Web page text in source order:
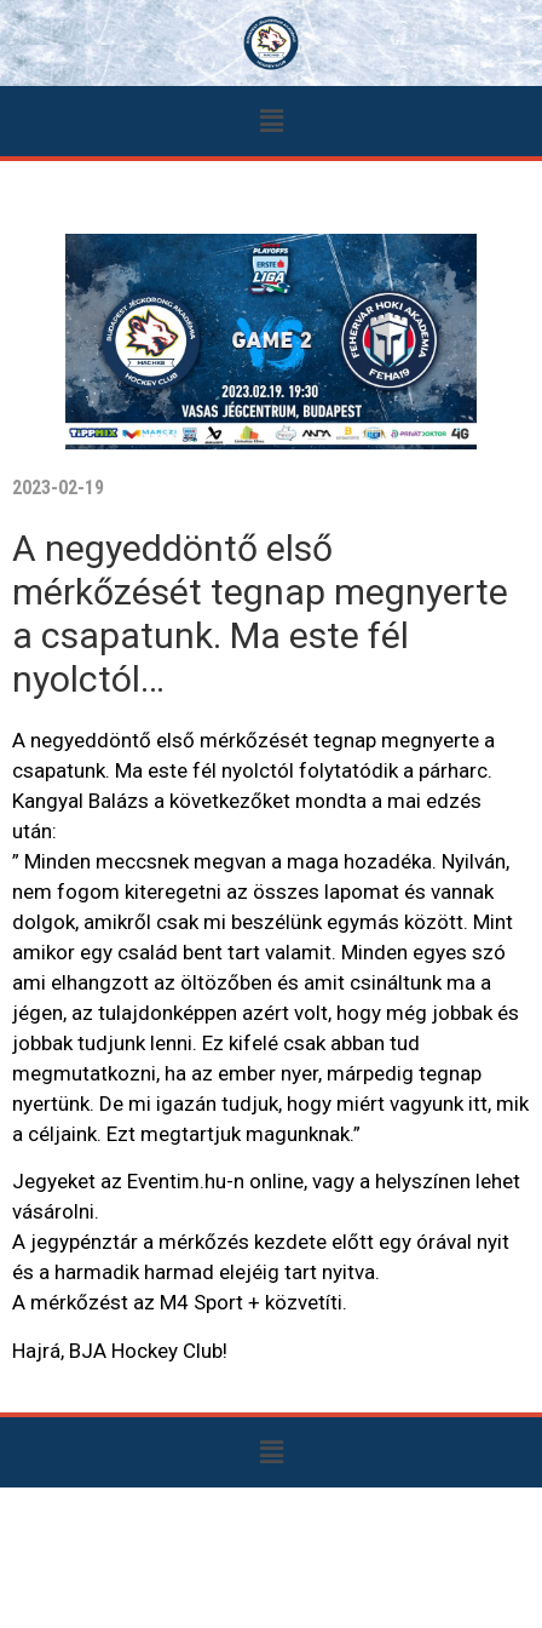
2023-02-19
A negyeddöntő első
mérkőzését tegnap megnyerte
a csapatunk. Ma este fél
nyolctól…
A negyeddöntő első mérkőzését tegnap megnyerte a
csapatunk. Ma este fél nyolctól folytatódik a párharc.
Kangyal Balázs a következőket mondta a mai edzés
után:
” Minden meccsnek megvan a maga hozadéka. Nyilván,
nem fogom kiteregetni az összes lapomat és vannak
dolgok, amikről csak mi beszélünk egymás között. Mint
amikor egy család bent tart valamit. Minden egyes szó
ami elhangzott az öltözőben és amit csináltunk ma a
jégen, az tulajdonképpen azért volt, hogy még jobbak és
jobbak tudjunk lenni. Ez kifelé csak abban tud
megmutatkozni, ha az ember nyer, márpedig tegnap
nyertünk. De mi igazán tudjuk, hogy miért vagyunk itt, mik
a céljaink. Ezt megtartjuk magunknak.”
Jegyeket az Eventim.hu-n online, vagy a helyszínen lehet
vásárolni.
A jegypénztár a mérkőzés kezdete előtt egy órával nyit
és a harmadik harmad elejéig tart nyitva.
A mérkőzést az M4 Sport + közvetíti.
Hajrá, BJA Hockey Club!